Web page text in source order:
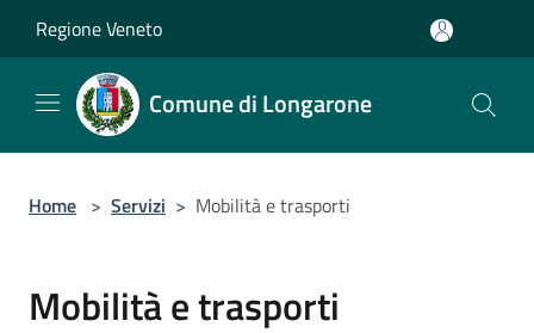
Regione Veneto
Comune di Longarone
Home > Servizi > Mobilità e trasporti
Mobilità e trasporti